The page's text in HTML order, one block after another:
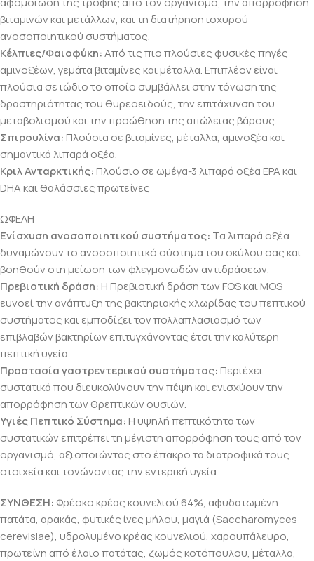
βιταμινών και μετάλλων, και τη διατήρηση ισχυρού
ανοσοποιητικού συστήματος.
Κέλπιες/Φαιοφύκη:Από τις πιο πλούσιες φυσικές πηγές
αμινοξέων, γεμάτα βιταμίνες και μέταλλα. Επιπλέον είναι
πλούσια σε ιώδιο το οποίο συμβάλλει στην τόνωση της
δραστηριότητας του θυρεοειδούς, την επιτάχυνση του
μεταβολισμού και την προώθηση της απώλειας βάρους.
Σπιρουλίνα:Πλούσια σε βιταμίνες, μέταλλα, αμινοξέα και
σημαντικά λιπαρά οξέα.
Κριλ Ανταρκτικής:Πλούσιο σε ωμέγα-3 λιπαρά οξέα EPA και
DHA και θαλάσσιες πρωτεΐνες
ΩΦΕΛΗ
Ενίσχυση ανοσοποιητικού συστήματος: Τα λιπαρά οξέα
δυναμώνουν το ανοσοποιητικό σύστημα του σκύλου σας και
βοηθούν στη μείωση των φλεγμονωδών αντιδράσεων.
Πρεβιοτική δράση:Η Πρεβιοτική δράση των FOS και MOS
ευνοεί την ανάπτυξη της βακτηριακής χλωρίδας του πεπτικού
συστήματος και εμποδίζει τον πολλαπλασιασμό των
επιβλαβών βακτηρίων επιτυγχάνοντας έτσι την καλύτερη
πεπτική υγεία.
Προστασία γαστρεντερικού συστήματος:Περιέχει
συστατικά που διευκολύνουν την πέψη και ενισχύουν την
απορρόφηση των θρεπτικών ουσιών.
Yγιές Πεπτικό Σύστημα:Η υψηλή πεπτικότητα των
συστατικών επιτρέπει τη μέγιστη απορρόφηση τους από τον
οργανισμό, αξιοποιώντας στο έπακρο τα διατροφικά τους
στοιχεία και τονώνοντας την εντερική υγεία
ΣΥΝΘΕΣΗ: Φρέσκο κρέας κουνελιού 64%, αφυδατωμένη
πατάτα, αρακάς, φυτικές ίνες μήλου, μαγιά (Saccharomyces
cerevisiae), υδρολυμένο κρέας κουνελιού, χαρουπάλευρο,
πρωτεΐνη από έλαιο πατάτας, ζωμός κοτόπουλου, μέταλλα,